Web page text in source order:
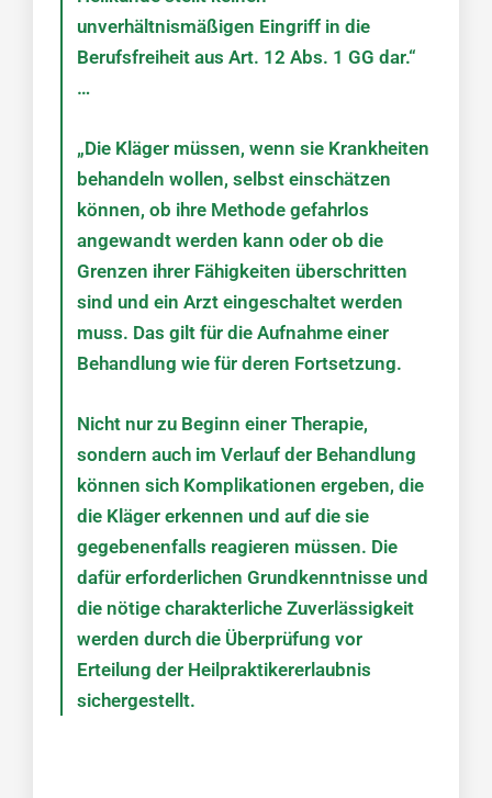
unverhältnismäßigen Eingriff in die
Berufsfreiheit aus Art. 12 Abs. 1 GG dar.“
…
„Die Kläger müssen, wenn sie Krankheiten
behandeln wollen, selbst einschätzen
können, ob ihre Methode gefahrlos
angewandt werden kann oder ob die
Grenzen ihrer Fähigkeiten überschritten
sind und ein Arzt eingeschaltet werden
muss. Das gilt für die Aufnahme einer
Behandlung wie für deren Fortsetzung.
Nicht nur zu Beginn einer Therapie,
sondern auch im Verlauf der Behandlung
können sich Komplikationen ergeben, die
die Kläger erkennen und auf die sie
gegebenenfalls reagieren müssen. Die
dafür erforderlichen Grundkenntnisse und
die nötige charakterliche Zuverlässigkeit
werden durch die Überprüfung vor
Erteilung der Heilpraktikererlaubnis
sichergestellt.